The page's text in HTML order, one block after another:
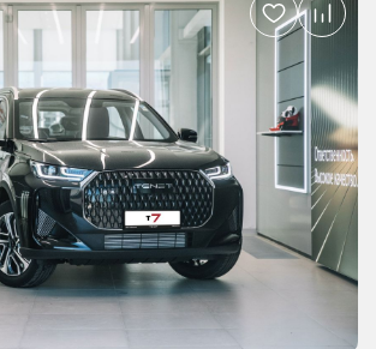
Добавить
в
избранное